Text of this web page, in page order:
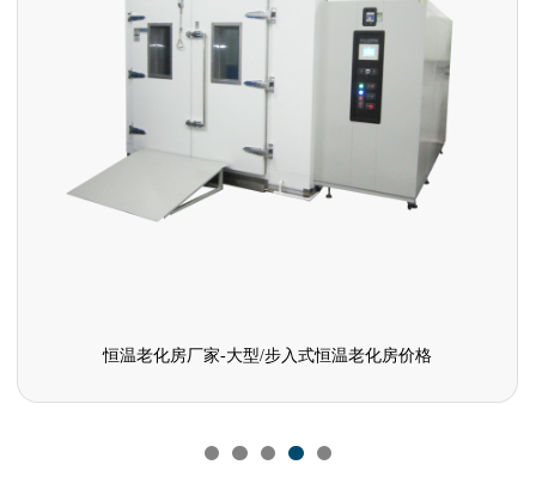
恒温浸水试验箱厂家-恒温浸水试验箱价格